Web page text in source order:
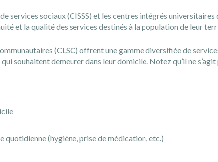
services sociaux (CISSS) et les centres intégrés universitaires
et la qualité des services destinés à la population de leur
(CLSC) offrent une gamme diversifiée de
souhaitent demeurer dans leur domicile. Notez qu’il ne s’agit
quotidienne (hygiène, prise de médication, etc.)